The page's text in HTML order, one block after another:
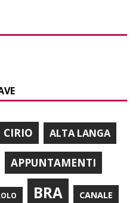
CIRIO ALTA LANGA
APPUNTAMENTI
BRA CANALE